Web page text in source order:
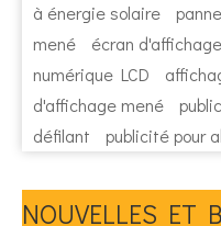
à énergie solaire
mené
écran
numérique LCD
d'affichage mené
défilant
publicité pour
NOUVELLES ET